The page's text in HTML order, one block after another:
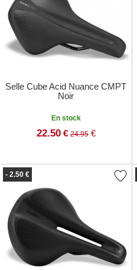
Selle Cube Acid Nuance CMPT
Noir
En stock
22.50 € 24.95€
- 2.50 €